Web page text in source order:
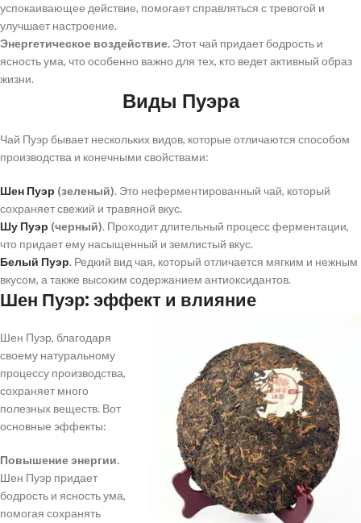
успокаивающее действие, помогает справляться с тревогой и
улучшает настроение.
Энергетическое воздействие. Этот чай придает бодрость и
ясность ума, что особенно важно для тех, кто ведет активный образ
жизни.
Виды Пуэра
Чай Пуэр бывает нескольких видов, которые отличаются способом
производства и конечными свойствами:
Шен Пуэр (зеленый). Это неферментированный чай, который
сохраняет свежий и травяной вкус.
Шу Пуэр (черный). Проходит длительный процесс ферментации,
что придает ему насыщенный и землистый вкус.
Белый Пуэр. Редкий вид чая, который отличается мягким и нежным
вкусом, а также высоким содержанием антиоксидантов.
Шен Пуэр: эффект и влияние
Шен Пуэр, благодаря
своему натуральному
процессу производства,
сохраняет много
полезных веществ. Вот
основные эффекты:
Повышение энергии.
Шен Пуэр придает
бодрость и ясность ума,
помогая сохранять